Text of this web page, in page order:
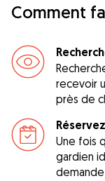
Comment
recevoir
près de
Une fois
gardien